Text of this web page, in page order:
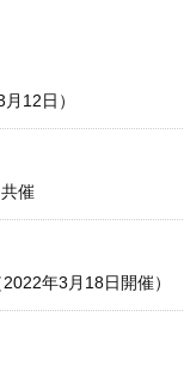
12日）
催
年3月18日開催）